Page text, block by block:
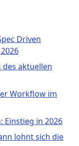
Driven
des aktuellen
Workflow im
Einstieg in 2026
lohnt sich die